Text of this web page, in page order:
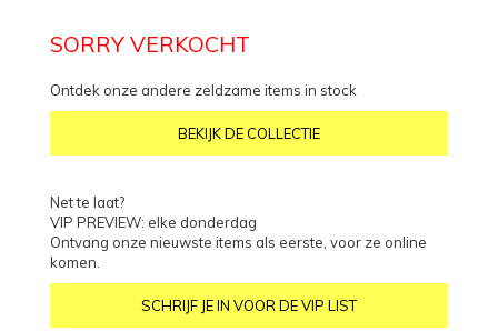
SORRY VERKOCHT
Ontdek onze andere zeldzame items in stock
BEKIJK DE COLLECTIE
Net te laat?
VIP PREVIEW: elke donderdag
Ontvang onze nieuwste items als eerste, voor ze online
komen.
SCHRIJF JE IN VOOR DE VIP LIST